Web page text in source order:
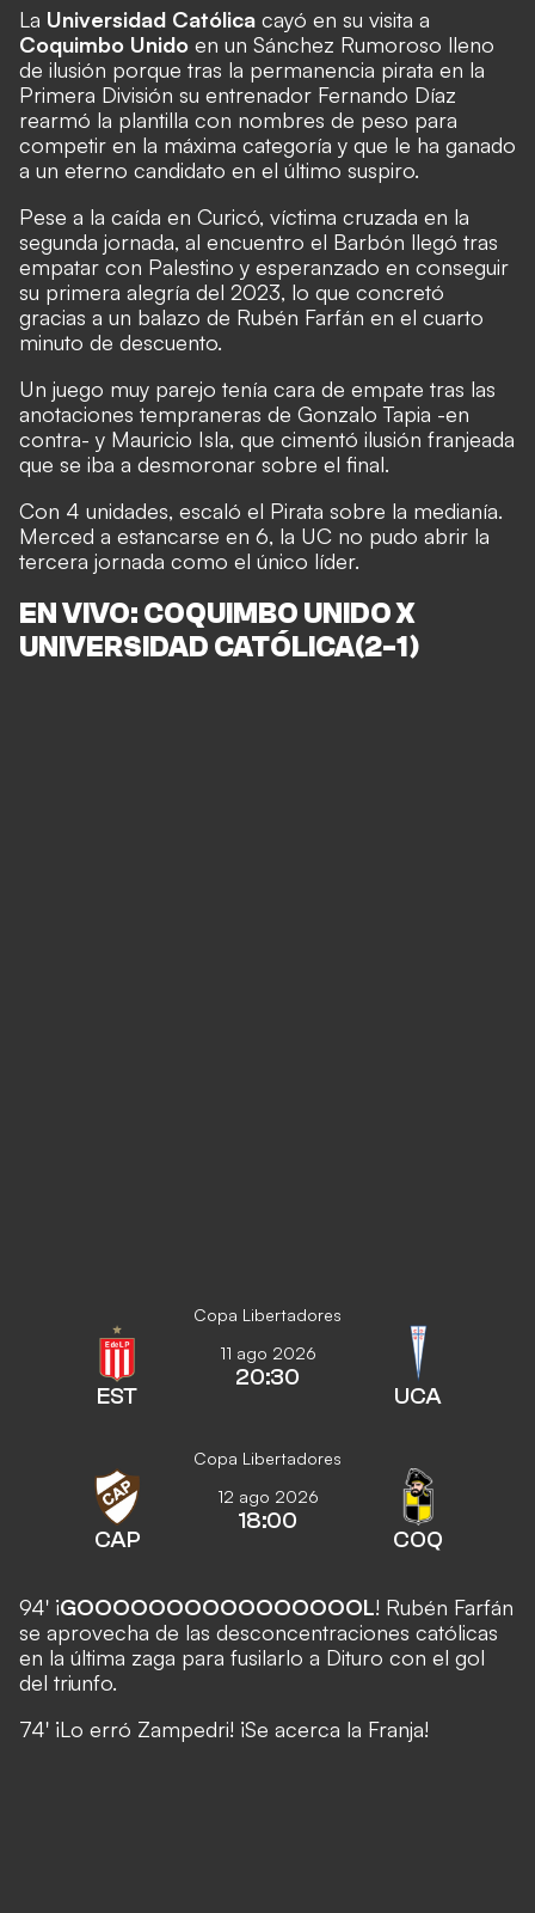
La Universidad Católica cayó en su visita a
Coquimbo Unido en un Sánchez Rumoroso lleno
de ilusión porque tras la permanencia pirata en la
Primera División su entrenador Fernando Díaz
rearmó la plantilla con nombres de peso para
competir en la máxima categoría y que le ha ganado
a un eterno candidato en el último suspiro.
Pese a la caída en Curicó, víctima cruzada en la
segunda jornada, al encuentro el Barbón llegó tras
empatar con Palestino y esperanzado en conseguir
su primera alegría del 2023, lo que concretó
gracias a un balazo de Rubén Farfán en el cuarto
minuto de descuento.
Un juego muy parejo tenía cara de empate tras las
anotaciones tempraneras de Gonzalo Tapia -en
contra- y Mauricio Isla, que cimentó ilusión franjeada
que se iba a desmoronar sobre el final.
Con 4 unidades, escaló el Pirata sobre la medianía.
Merced a estancarse en 6, la UC no pudo abrir la
tercera jornada como el único líder.
EN VIVO: COQUIMBO UNIDO X
UNIVERSIDAD CATÓLICA(2-1)
Copa Libertadores
EST
11 ago 2026
20:30
UCA
Copa Libertadores
CAP
12 ago 2026
18:00
COQ
94' ¡GOOOOOOOOOOOOOOOOL! Rubén Farfán
se aprovecha de las desconcentraciones católicas
en la última zaga para fusilarlo a Dituro con el gol
del triunfo.
74' ¡Lo erró Zampedri! ¡Se acerca la Franja!